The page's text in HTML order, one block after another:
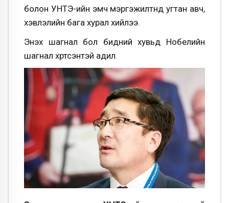
болон УНТЭ-ийн эмч мэргэжилтнүүд угтан авч,
хэвлэлийн бага хурал хийлээ.
Энэхүү шагнал бол бидний хувьд Нобелийн
шагнал хүртсэнтэй адил.